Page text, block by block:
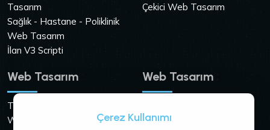
Tasarım
Sağlık - Hastane - Poliklinik
Web Tasarım
İlan V3 Scripti
Çekici Web Tasarım
Web Tasarım
Temizlik ve İlaçlama Firması
Web Tasarım
Web Tasarım
Tek Ürün & E-Ticaret
Çerez Kullanımı